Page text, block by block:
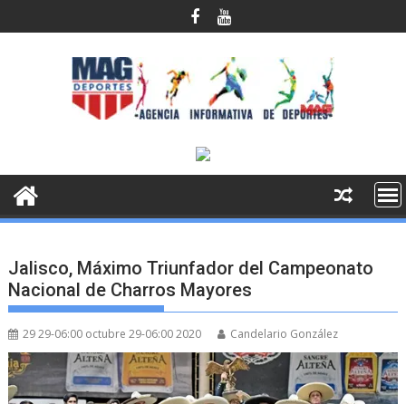
al
Jalisco, Máximo Triunfador del Campeonato
Nacional de Charros Mayores
29 29-06:00 octubre 29-06:00 2020 Candelario González